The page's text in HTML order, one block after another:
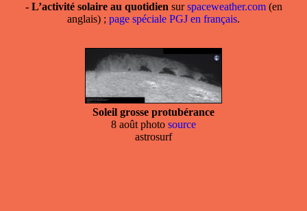
- L’activité solaire au quotidien surspaceweather.com(en
anglais) ; page spéciale PGJ en français.
Soleil grosse protubérance
8 août photo source
astrosurf